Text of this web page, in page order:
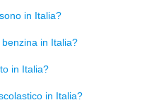
in Italia?
in Italia?
in Italia?
in Italia?